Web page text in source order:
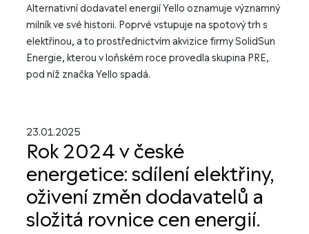
Alternativní dodavatel energií Yello oznamuje významný
milník ve své historii. Poprvé vstupuje na spotový trh s
elektřinou, a to prostřednictvím akvizice firmy SolidSun
Energie, kterou v loňském roce provedla skupina PRE,
pod níž značka Yello spadá.
23.01.2025
Rok 2024 v české
energetice: sdílení elektřiny,
oživení změn dodavatelů a
složitá rovnice cen energií.